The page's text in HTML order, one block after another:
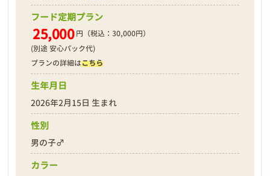
フード定期プラン
25,000 円（税込：30,000円）
(別途 安心パック代)
プランの詳細はこちら
生年月日
2026年2月15日 生まれ
性別
男の子♂
カラー